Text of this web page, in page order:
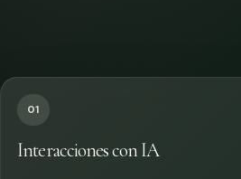
01
Interacciones con IA